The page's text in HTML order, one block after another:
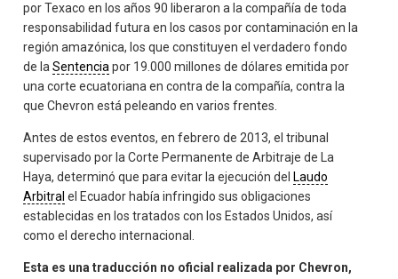
por Texaco en los años 90 liberaron a la compañía de toda
responsabilidad futura en los casos por contaminación en la
región amazónica, los que constituyen el verdadero fondo
de laSentencia por 19.000 millones de dólares emitida por
una corte ecuatoriana en contra de la compañía, contra la
que Chevron está peleando en varios frentes.
Antes de estos eventos, en febrero de 2013, el tribunal
supervisado por la Corte Permanente de Arbitraje de La
Haya, determinó que para evitar la ejecución del Laudo
Arbitral el Ecuador había infringido sus obligaciones
establecidas en los tratados con los Estados Unidos, así
como el derecho internacional.
Esta es una traducción no oficial realizada por Chevron,